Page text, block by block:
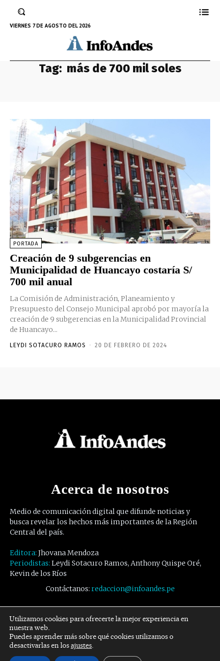
VIERNES 7 DE AGOSTO DEL 2026
Tag: más de 700 mil soles
PORTADA
Creación de 9 subgerencias en
Municipalidad de Huancayo costaría S/
700 mil anual
La Comisión de Administración, Planeamiento y
Presupuesto del Consejo Municipal aprobó por mayoría la
creación de 9 subgerencias en la Municipalidad Provincial
de Huancayo...
LEYDI SOTACURO RAMOS - 20 DE FEBRERO DE 2024
Acerca de nosotros
Medio de comunicación digital que difunde noticias y
busca revelar los hechos más importantes de la Región
Central del país.
Editora: Jhovana Mendoza
Periodistas: Leydi Sotacuro Ramos, Anthony Quispe Oré,
Kevin de los Ríos
Contáctanos: redaccion@infoandes.pe
Síguenos
Facebook Twitter Youtube
Utilizamos cookies para ofrecerte la mejor experiencia en
nuestra web.
Puedes aprender más sobre qué cookies utilizamos o
desactivarlas en losajustes.